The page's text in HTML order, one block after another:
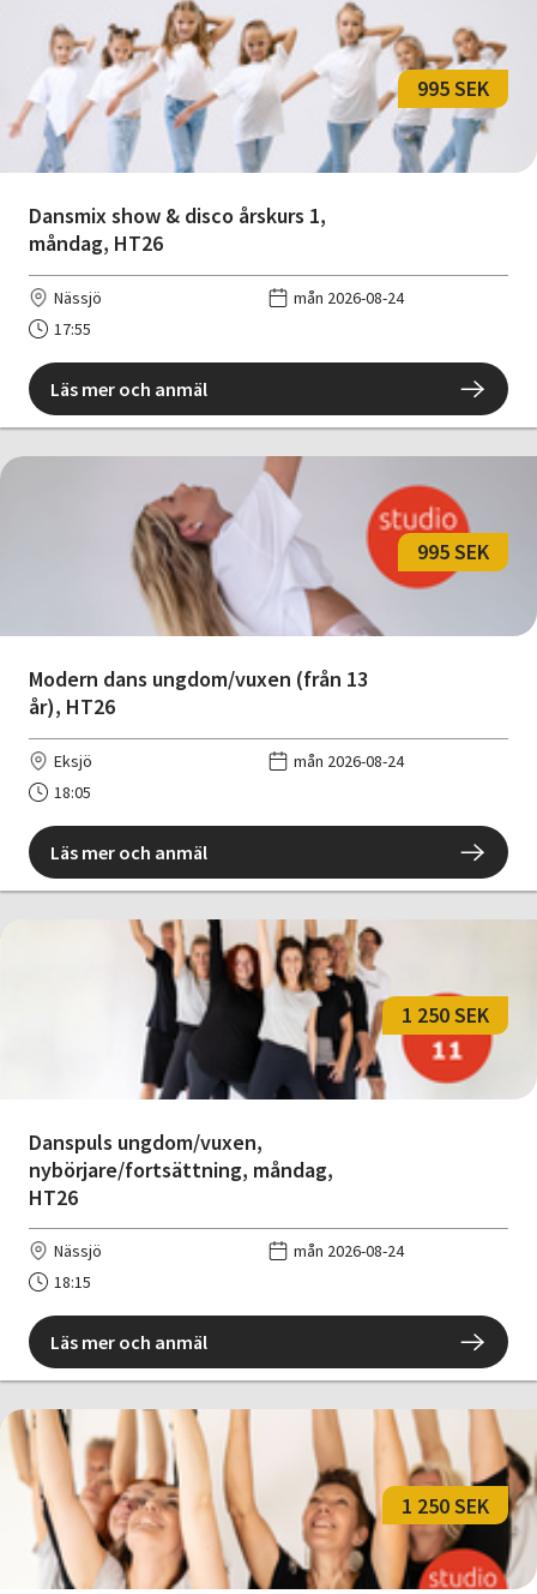
Dansmix show & disco årskurs 1,
måndag, HT26
995 SEK
Nässjö
mån 2026-08-24
17:55
Läs mer och anmäl
Modern dans ungdom/vuxen (från 13
år), HT26
995 SEK
Eksjö
mån 2026-08-24
18:05
Läs mer och anmäl
Danspuls ungdom/vuxen,
nybörjare/fortsättning, måndag,
HT26
1 250 SEK
Nässjö
mån 2026-08-24
18:15
Läs mer och anmäl
1 250 SEK